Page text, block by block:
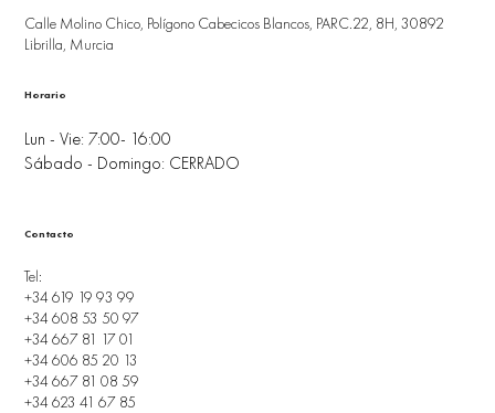
Calle Molino Chico, Polígono Cabecicos Blancos, PARC.22, 8H, 30892
Librilla, Murcia
Lun - Vie: 7:00- 16:00
Sábado - Domingo: CERRADO
Horario
Tel:
+34 619 19 93 99
+34 608 53 50 97
+34 667 81 17 01
+34 606 85 20 13
+34 667 81 08 59
+34 623 41 67 85
Contacto